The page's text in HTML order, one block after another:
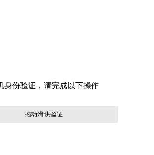
拖动滑块验证